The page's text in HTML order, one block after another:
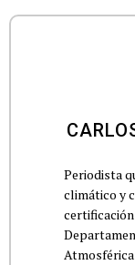
Periodista
climático y